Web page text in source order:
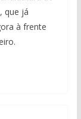
que já
à frente